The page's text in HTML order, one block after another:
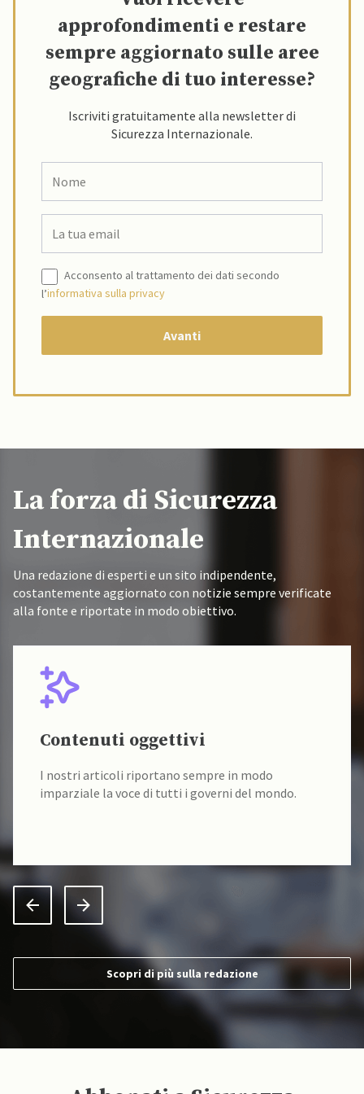
approfondimenti e restare
sempre aggiornato sulle aree
geografiche di tuo interesse?
Iscriviti gratuitamente alla newsletter di
Sicurezza Internazionale.
Acconsento al trattamento dei dati secondo
l’informativa sulla privacy
La forza di Sicurezza
Internazionale
Una redazione di esperti e un sito indipendente,
costantemente aggiornato con notizie sempre verificate
alla fonte e riportate in modo obiettivo.
Contenuti oggettivi
I nostri articoli riportano sempre in modo
imparziale la voce di tutti i governi del mondo.
Scopri di più sulla redazione